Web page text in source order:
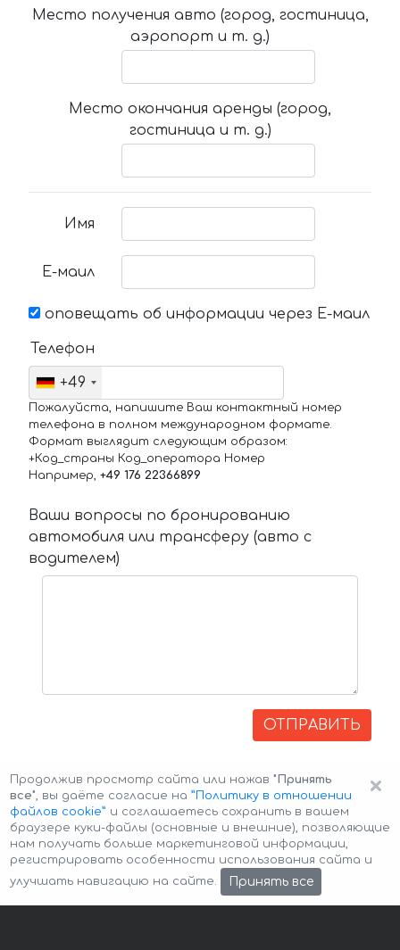
Место получения авто (город, гостиница,
аэропорт и т. д.)
Место окончания аренды (город,
гостиница и т. д.)
Имя
Е-маил
оповещать об информации через Е-маил
Телефон
+49
Пожалуйста, напишите Ваш контактный номер
телефона в полном международном формате.
Формат выглядит следующим образом:
+Код_страны Код_оператора Номер
Например, +49 176 22366899
Ваши вопросы по бронированию
автомобиля или трансферу (авто с
водителем)
ОТПРАВИТЬ
Авторские права © 2026 Авто-Аренда Cookie Policy
×
Продолжив просмотр сайта или нажав "Принять
все", вы даёте согласие на ”Политику в отношении
файлов cookie” и соглашаетесь сохранить в вашем
браузере куки-файлы (основные и внешние), позволяющие
нам получать больше маркетинговой информации,
регистрировать особенности использования сайта и
улучшать навигацию на сайте.
Принять все